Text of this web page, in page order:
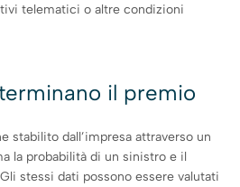
telematici o altre condizioni
il premio
stabilito dall’impresa attraverso un
la probabilità di un sinistro e il
stessi dati possono essere valutati